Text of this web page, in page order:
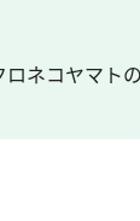
ロネコヤマト